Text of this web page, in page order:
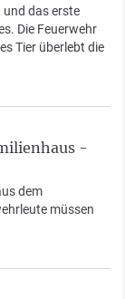
und das erste
Die Feuerwehr
Tier überlebt die
-
dem
müssen